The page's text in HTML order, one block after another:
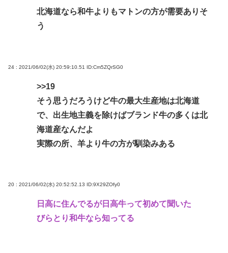
北海道なら和牛よりもマトンの方が需要ありそ
う
24 : 2021/06/02(水) 20:59:10.51 ID:Cm5ZQrSG0
>>19
そう思うだろうけど牛の最大生産地は北海道
で、出生地主義を除けばブランド牛の多くは北
海道産なんだよ
実際の所、羊より牛の方が馴染みある
20 : 2021/06/02(水) 20:52:52.13 ID:9X29ZOfy0
日高に住んでるが日高牛って初めて聞いた
びらとり和牛なら知ってる